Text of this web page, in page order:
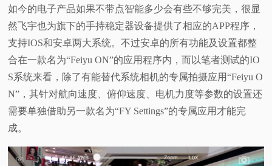
如今的电子产品如果不带点智能多少会有些不够完美，很显
然飞宇也为旗下的手持稳定器设备提供了相应的APP程序，
支持IOS和安卓两大系统。不过安卓的所有功能及设置都整
合在一款名为“Feiyu ON”的应用程序内，而以笔者测试的IO
S系统来看，除了有能替代系统相机的专属拍摄应用“Feiyu O
N”，其针对航向速度、俯仰速度、电机力度等参数的设置还
需要单独借助另一款名为“FY Settings”的专属应用才能完
成。